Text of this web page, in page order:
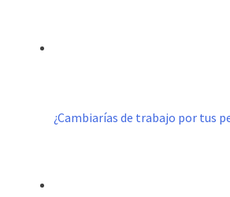
¿Cambiarías de trabajo por tus